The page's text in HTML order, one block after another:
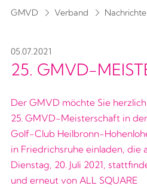
GMVD Verband
05.07.2021
25. GMVD-
Der GMVD möchte Sie
25. GMVD-Meisterschaft in
Golf-Club Heilbronn-
in Friedrichsruhe einladen, die
Dienstag, 20. Juli 2021,
und erneut von ALL SQUARE